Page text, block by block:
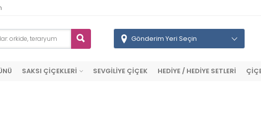
Gönderim Yeri Seçin
SAKSI ÇİÇEKLERİ SEVGİLİYE ÇİÇEK HEDİYE / HEDİYE SETLERİ